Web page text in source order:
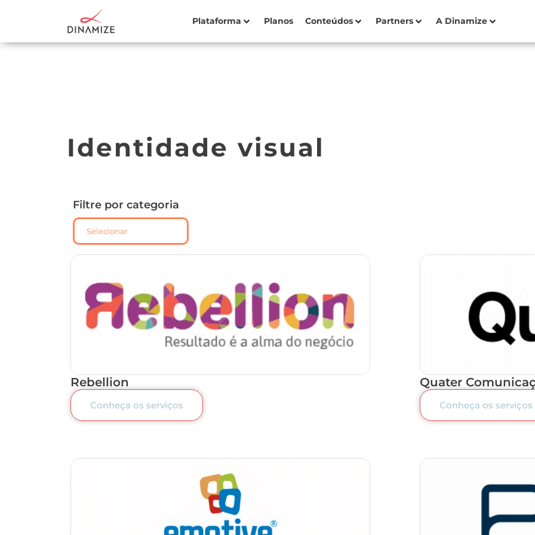
Plataforma Planos Conteúdos Partners A Dinamize
Identidade visual
Filtre por categoria
Selecionar
Rebellion
Conheça os serviços
Quater
Conheça os serviços